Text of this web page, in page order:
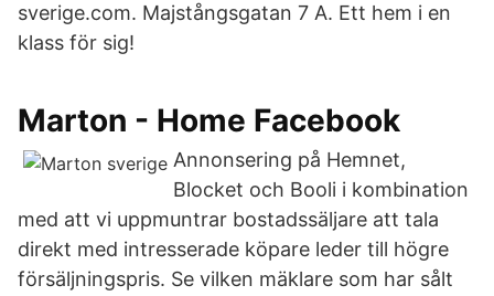
sverige.com. Majstångsgatan 7 A. Ett hem i en
klass för sig!
Marton - Home Facebook
Annonsering på Hemnet,
Blocket och Booli i kombination
med att vi uppmuntrar bostadssäljare att tala
direkt med intresserade köpare leder till högre
försäljningspris. Se vilken mäklare som har sålt